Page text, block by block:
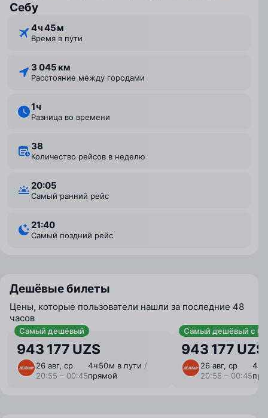
Себу
4 ⁠ч 45 ⁠м
Время в пути
3 045 км
Расстояние между городами
1 ⁠ч
Разница во времени
38
Количество рейсов в неделю
20:05
Самый ранний рейс
21:40
Самый поздний рейс
Дешёвые билеты
Цены, которые пользователи нашли за последние 48
часов
Самый дешёвый
943 177 UZS
26 авг, ср
20:55 – 00:45
4 ⁠ч 50 ⁠м в пути /
прямой
Самый дешёвый с
943 177 UZS
26 авг, ср
20:55 – 00:45
4 ⁠ч